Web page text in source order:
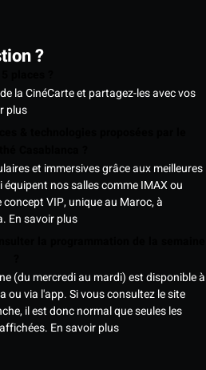
?
la CinéCarte et partagez-les avec vos
plus
et immersives grâce aux meilleures
nos salles comme IMAX ou
VIP, unique au Maroc, à
En savoir plus
(du mercredi au mardi) est disponible à
ou via l'app. Si vous consultez le site
il est donc normal que seules les
En savoir plus